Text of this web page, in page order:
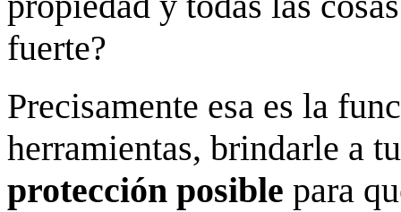
fuerte?
Precisamente esa es la
herramientas, brindarle a
protección posible para